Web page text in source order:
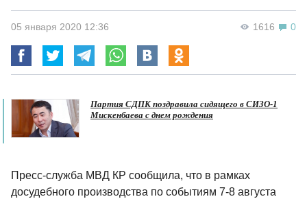
1616 0
05 января 2020 12:36
Партия СДПК поздравила сидящего в СИЗО-1
Мискенбаева с днем рождения
Пресс-служба МВД КР сообщила, что в рамках
досудебного производства по событиям 7-8 августа